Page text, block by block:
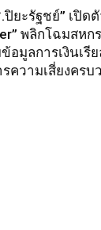
ปิยะรัฐชย์” เปิดตั
พลิกโฉมสห
อมูลการเงินเรี
ความเสี่ยงครบ